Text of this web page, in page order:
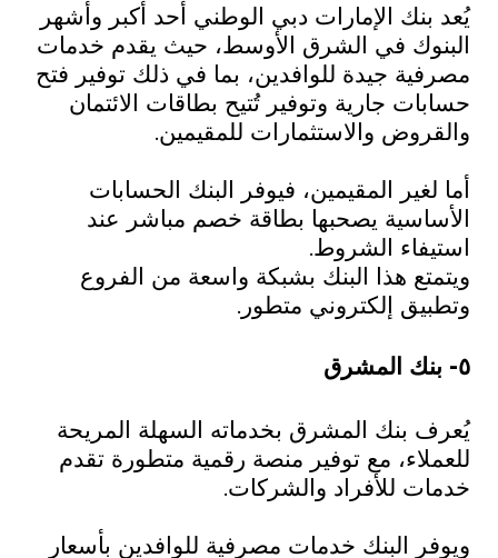
يُعد بنك الإمارات دبي الوطني أحد أكبر وأشهر
البنوك في الشرق الأوسط، حيث يقدم خدمات
مصرفية جيدة للوافدين، بما في ذلك توفير فتح
حسابات جارية وتوفير تُتيح بطاقات الائتمان
والقروض والاستثمارات للمقيمين.
أما لغير المقيمين، فيوفر البنك الحسابات
الأساسية يصحبها بطاقة خصم مباشر عند
استيفاء الشروط.
ويتمتع هذا البنك بشبكة واسعة من الفروع
وتطبيق إلكتروني متطور.
٥- بنك المشرق
يُعرف بنك المشرق بخدماته السهلة المريحة
للعملاء، مع توفير منصة رقمية متطورة تقدم
خدمات للأفراد والشركات.
ويوفر البنك خدمات مصرفية للوافدين بأسعار